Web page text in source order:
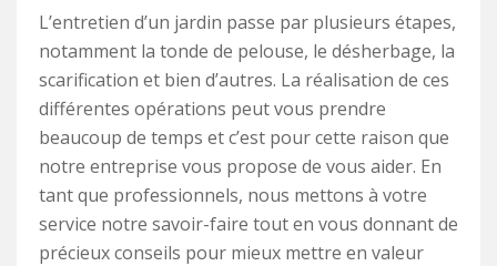
L’entretien d’un jardin passe par plusieurs étapes,
notamment la tonde de pelouse, le désherbage, la
scarification et bien d’autres. La réalisation de ces
différentes opérations peut vous prendre
beaucoup de temps et c’est pour cette raison que
notre entreprise vous propose de vous aider. En
tant que professionnels, nous mettons à votre
service notre savoir-faire tout en vous donnant de
précieux conseils pour mieux mettre en valeur